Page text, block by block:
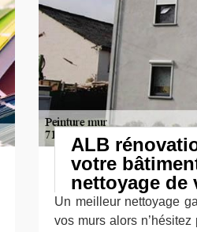
ALB
votre
nettoyage de
Un meilleur nettoyage
vos murs alors